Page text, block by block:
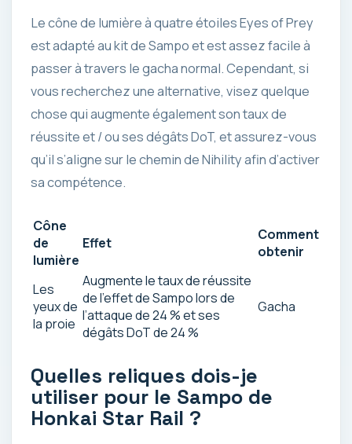
Le cône de lumière à quatre étoiles Eyes of Prey
est adapté au kit de Sampo et est assez facile à
passer à travers le gacha normal. Cependant, si
vous recherchez une alternative, visez quelque
chose qui augmente également son taux de
réussite et / ou ses dégâts DoT, et assurez-vous
qu’il s’aligne sur le chemin de Nihility afin d’activer
sa compétence.
Cône
de
lumière
Effet
Comment
obtenir
Les
yeux de
la proie
Augmente le taux de réussite
de l’effet de Sampo lors de
l’attaque de 24 % et ses
dégâts DoT de 24 %
Gacha
Quelles reliques dois-je
utiliser pour le Sampo de
Honkai Star Rail ?